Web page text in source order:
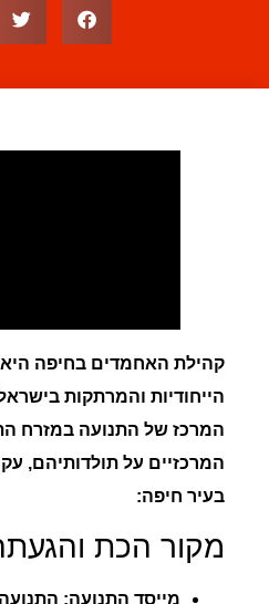
קהילת האחמדים בחיפה
הייחודיות והמרתקות
המרכז של התנועה במזרח
המרכזיים על תולדותיהם,
בעיר חיפה:
מקור הכת
מייסד התנועה: